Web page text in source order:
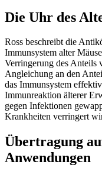
Die Uhr des
Ross beschreibt die
Immunsystem alter
Verringerung des Anteils
Angleichung an den
das Immunsystem
Immunreaktion älterer
gegen Infektionen
Krankheiten verringert
Übertragung
Anwendungen